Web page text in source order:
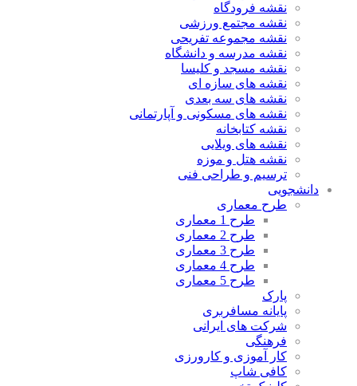
نقشه فرودگاه
نقشه مجتمع ورزشی
نقشه مجموعه تفریحی
نقشه مدرسه و دانشگاه
نقشه مسجد و کلیسا
نقشه های سازه ای
نقشه های سه بعدی
نقشه های مسکونی و آپارتمانی
نقشه کتابخانه
نقشه های ویلایی
نقشه هتل و موزه
ترسیم و طراحی فنی
دانشجویی
طرح معماری
طرح 1 معماری
طرح 2 معماری
طرح 3 معماری
طرح 4 معماری
طرح 5 معماری
پارک
پایانه مسافربری
شرکت های ایرانی
فرهنگی
کار آموزی و کارورزی
کافی شاپ